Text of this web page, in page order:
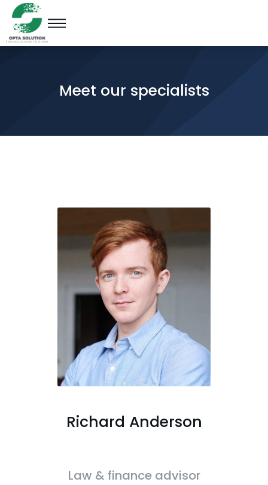
Meet our specialists
Richard Anderson
Law & finance advisor